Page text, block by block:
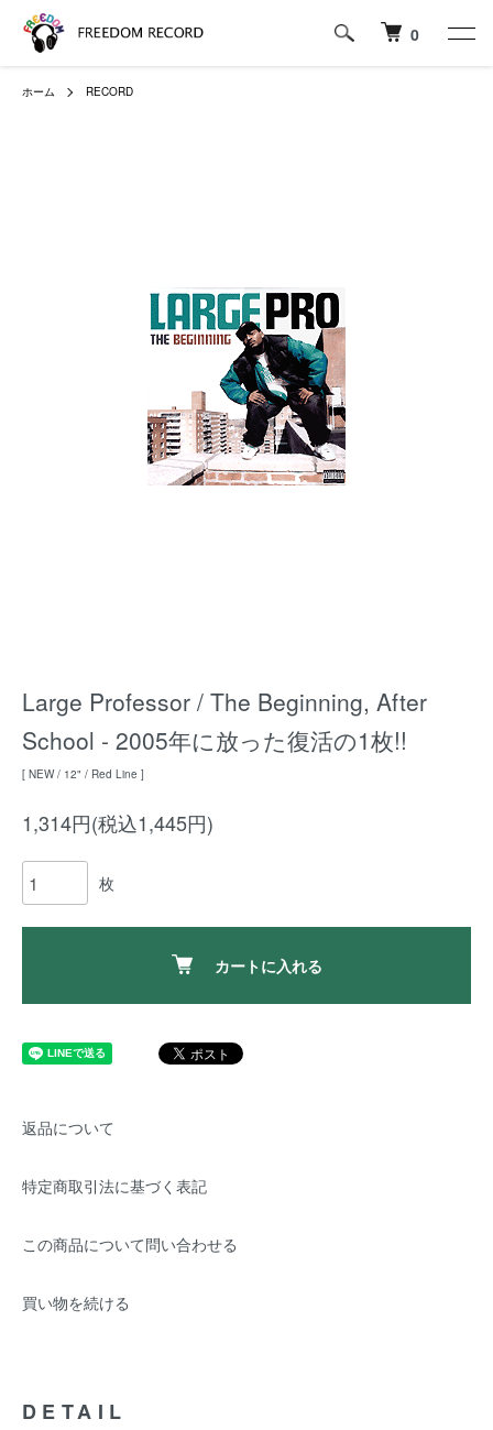
0
ホーム RECORD
Large Professor / The Beginning, After
School - 2005年に放った復活の1枚!!
[ NEW / 12" / Red Line ]
1,314円(税込1,445円)
枚
カートに入れる
返品について
特定商取引法に基づく表記
この商品について問い合わせる
買い物を続ける
DETAIL